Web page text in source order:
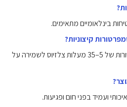
בינלאומיים מתאימים.
קיצוניות?
מומלץ להשתמש בטווח טמפרטורות של 5–35 מעלות צלזיוס לשמירה על
ועמיד בפני חום ופגיעות.